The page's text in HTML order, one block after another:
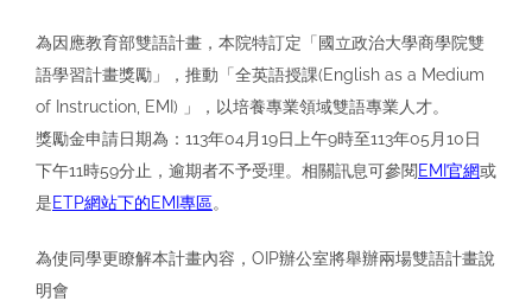
為因應教育部雙語計畫，本院特訂定「國立政治⼤學商學院雙
語學習計畫獎勵」，推動「全英語授課(English as a Medium
of Instruction, EMI) 」，以培養專業領域雙語專業⼈才。
獎勵⾦申請⽇期為：113年04⽉19⽇上午9時⾄113年05⽉10⽇
下午11時59分⽌，逾期者不予受理。相關訊息可參閱 EMI官網或
是ETP網站下的EMI專區。
為使同學更瞭解本計畫內容，OIP辦公室將舉辦兩場雙語計畫說
明會